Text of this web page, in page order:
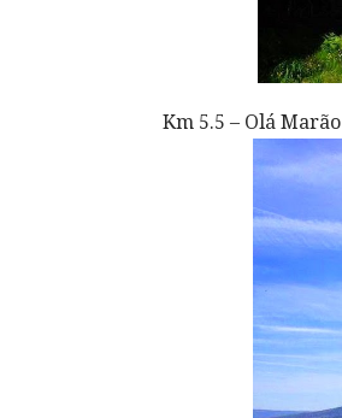
Km 5.5 – Olá Marão